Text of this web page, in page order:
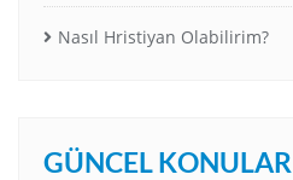
Nasıl Hristiyan Olabilirim?
GÜNCEL KONULAR